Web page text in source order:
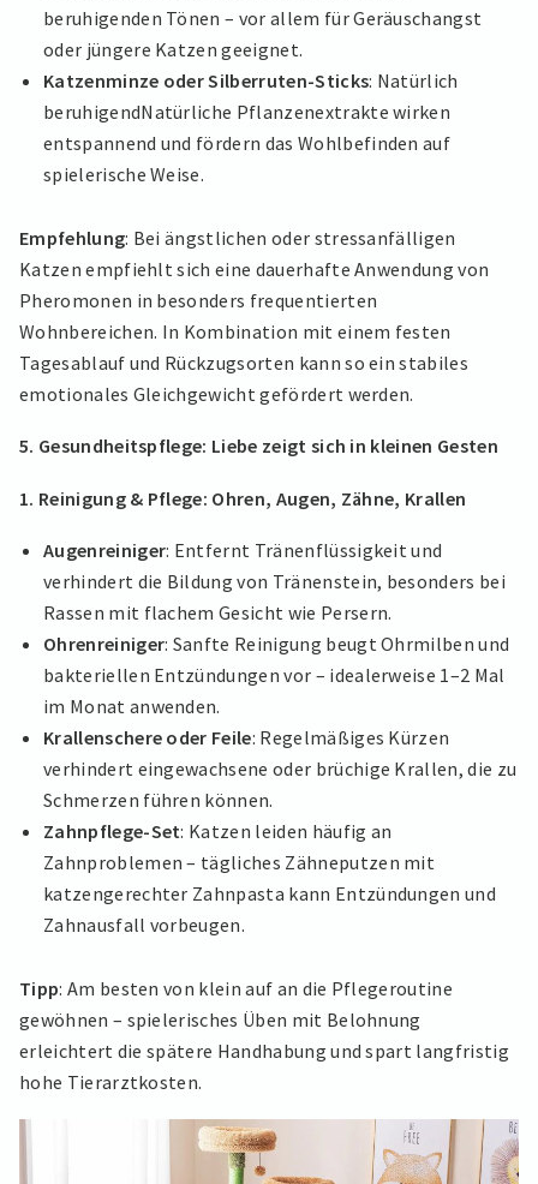
beruhigenden Tönen – vor allem für Geräuschangst
oder jüngere Katzen geeignet.
Katzenminze oder Silberruten-Sticks: Natürlich
beruhigendNatürliche Pflanzenextrakte wirken
entspannend und fördern das Wohlbefinden auf
spielerische Weise.
Empfehlung: Bei ängstlichen oder stressanfälligen
Katzen empfiehlt sich eine dauerhafte Anwendung von
Pheromonen in besonders frequentierten
Wohnbereichen. In Kombination mit einem festen
Tagesablauf und Rückzugsorten kann so ein stabiles
emotionales Gleichgewicht gefördert werden.
5. Gesundheitspflege: Liebe zeigt sich in kleinen Gesten
1. Reinigung & Pflege: Ohren, Augen, Zähne, Krallen
Augenreiniger: Entfernt Tränenflüssigkeit und
verhindert die Bildung von Tränenstein, besonders bei
Rassen mit flachem Gesicht wie Persern.
Ohrenreiniger: Sanfte Reinigung beugt Ohrmilben und
bakteriellen Entzündungen vor – idealerweise 1–2 Mal
im Monat anwenden.
Krallenschere oder Feile: Regelmäßiges Kürzen
verhindert eingewachsene oder brüchige Krallen, die zu
Schmerzen führen können.
Zahnpflege-Set: Katzen leiden häufig an
Zahnproblemen – tägliches Zähneputzen mit
katzengerechter Zahnpasta kann Entzündungen und
Zahnausfall vorbeugen.
Tipp: Am besten von klein auf an die Pflegeroutine
gewöhnen – spielerisches Üben mit Belohnung
erleichtert die spätere Handhabung und spart langfristig
hohe Tierarztkosten.